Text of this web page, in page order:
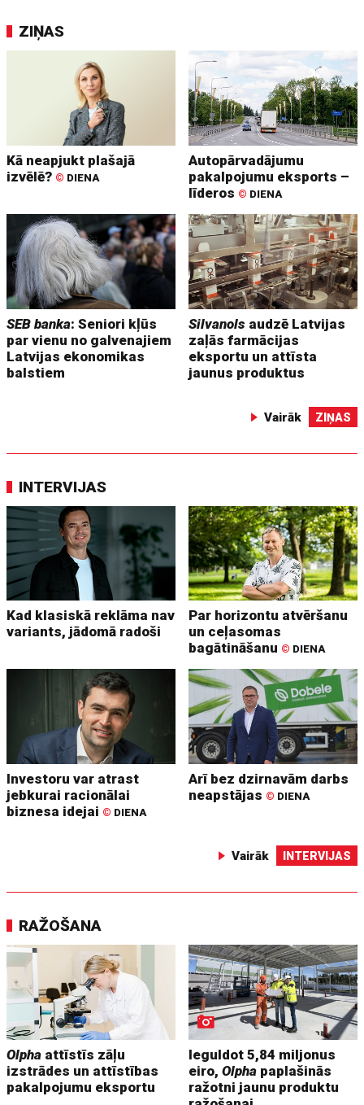
ZIŅAS
Kā neapjukt plašajā
izvēlē? © DIENA
Autopārvadājumu
pakalpojumu eksports –
līderos © DIENA
SEB banka: Seniori kļūs
par vienu no galvenajiem
Latvijas ekonomikas
balstiem
Silvanols audzē Latvijas
zaļās farmācijas
eksportu un attīsta
jaunus produktus
Vairāk ZIŅAS
INTERVIJAS
Kad klasiskā reklāma nav
variants, jādomā radoši
Par horizontu atvēršanu
un ceļasomas
bagātināšanu © DIENA
Investoru var atrast
jebkurai racionālai
biznesa idejai © DIENA
Arī bez dzirnavām darbs
neapstājas © DIENA
Vairāk INTERVIJAS
RAŽOŠANA
Olpha attīstīs zāļu
izstrādes un attīstības
pakalpojumu eksportu
Ieguldot 5,84 miljonus
eiro,Olpha paplašinās
ražotni jaunu produktu